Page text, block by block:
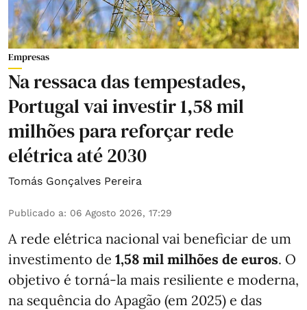
Empresas
Na ressaca das tempestades,
Portugal vai investir 1,58 mil
milhões para reforçar rede
elétrica até 2030
Tomás Gonçalves Pereira
Publicado a: 06 Agosto 2026, 17:29
A rede elétrica nacional vai beneficiar de um
investimento de 1,58 mil milhões de euros. O
objetivo é torná-la mais resiliente e moderna,
na sequência do Apagão (em 2025) e das